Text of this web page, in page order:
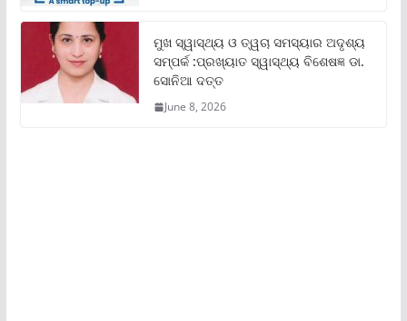
ମୁଖ ସ୍ୱାସ୍ଥ୍ୟ ଓ ତ୍ୱଚା ସମସ୍ୟାର ଅଦୃଶ୍ୟ
ସମ୍ପର୍କ :ପ୍ରଖ୍ୟାତ ସ୍ୱାସ୍ଥ୍ୟ ବିଶେଷଜ୍ଞ ଡା.
ସୋନିଆ ଦତ୍ତ
June 8, 2026